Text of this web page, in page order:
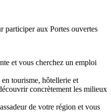
participer aux Portes ouvertes
et vous cherchez un emploi
tourisme, hôtellerie et
concrètement les milieux
de votre région et vous